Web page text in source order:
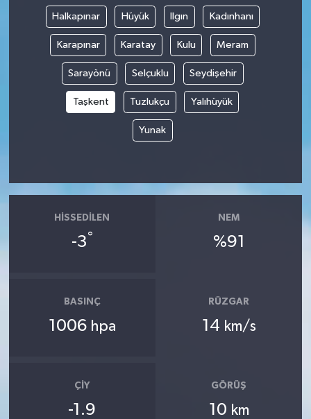
Halkapınar Hüyük Ilgın Kadınhanı
Karapınar Karatay Kulu Meram
Sarayönü Selçuklu Seydişehir
Taşkent Tuzlukçu Yalıhüyük
Yunak
HISSEDILEN
-3°
NEM
%91
BASINÇ
1006 hpa
RÜZGAR
14 km/s
ÇIY
-1.9
GÖRÜŞ
10 km